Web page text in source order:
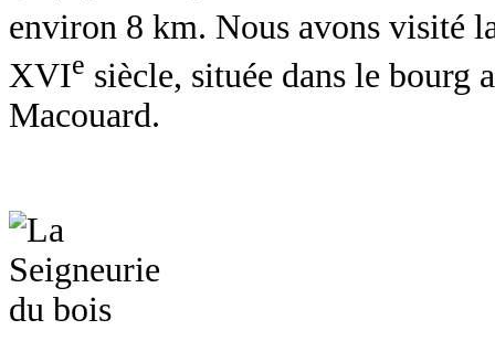
environ 8 km. Nous avons visité
XVIe siècle, située dans le bourg
Macouard.